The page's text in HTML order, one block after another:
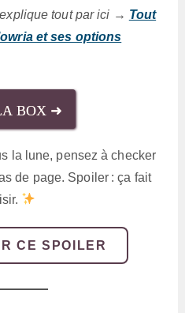
tout par ici → Tout
et ses options
BOX ➜
la lune, pensez à checker
de page. Spoiler : ça fait
CE SPOILER